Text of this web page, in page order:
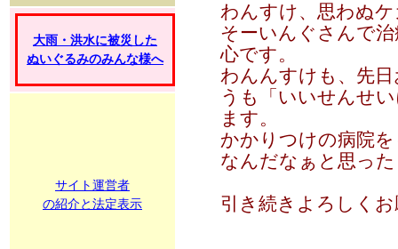
大雨・洪水に被災した
ぬいぐるみのみんな様へ
サイト運営者
の紹介と法定表示
わんすけ、思わぬ
そーいんぐさんで
心です。
わんんすけも、先
うも「いいせんせ
ます。
かかりつけの病院
なんだなぁと思っ
引き続きよろしく